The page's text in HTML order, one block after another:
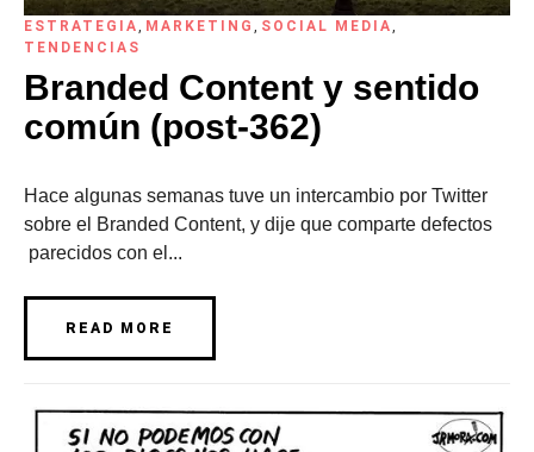
ESTRATEGIA, MARKETING , SOCIAL MEDIA,
TENDENCIAS
Branded Content y sentido
común (post-362)
Hace algunas semanas tuve un intercambio por Twitter
sobre el Branded Content, y dije que comparte defectos
parecidos con el...
READ MORE